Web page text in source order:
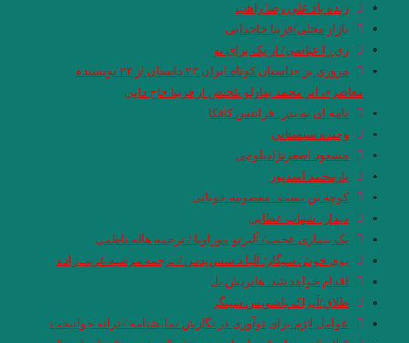
زنده یاد علی رضا راهب
بازار محلی/فریبا حاج‏دایی
ری را عباسی/ از یک برای تو
مروری بر «داستان کوتاه ایران ۲۳ داستان از ۲۳ نویسندهٔ
معاصر»، اثر محمد بهارلو تلخیص از فریبا حاج دایی
نامه ای به پدر . فرانتس کافکا
وحیده سیستانی
مسعود اصغرنژادبلوچی
یارمحمد اسدپور
کوچه بن بست . معصومه خوبانی
دیدار . شهاب عطایی
یک بیماری عجیب/ آلبرتو موراویا / ترجمه هاله ناظمی
بوی خوش سیگار/ آلبا د سس‌پدس / ترجمه مرضیه غریب‌زاده
اقدام خواهد شد. هانریش بل
طلاق/آیزاک باشویس سینگر
عوامل لازم برای نوآوری در نگارش نمایشنامه / ترانه جوانبخت